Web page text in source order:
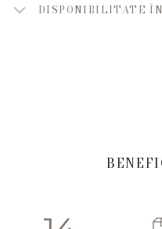
DISPONIBILITATE